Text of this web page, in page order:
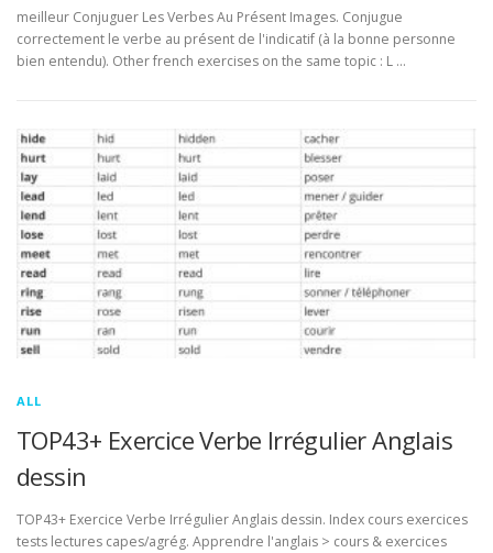
meilleur Conjuguer Les Verbes Au Présent Images. Conjugue
correctement le verbe au présent de l'indicatif (à la bonne personne
bien entendu). Other french exercises on the same topic : L …
ALL
TOP43+ Exercice Verbe Irrégulier Anglais
dessin
TOP43+ Exercice Verbe Irrégulier Anglais dessin. Index cours exercices
tests lectures capes/agrég. Apprendre l'anglais > cours & exercices